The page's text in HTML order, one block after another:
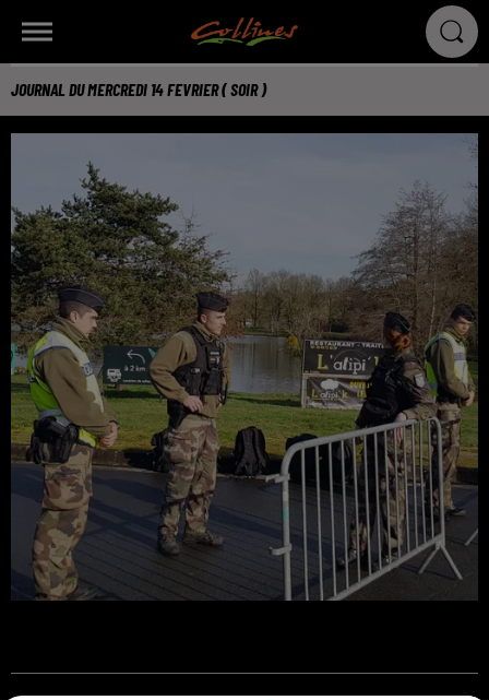
JOURNAL DU MERCREDI 14 FEVRIER ( SOIR )